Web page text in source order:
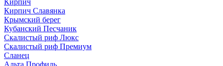
Кирпич
Кирпич Славянка
Крымский берег
Кубанский Песчаник
Скалистый риф Люкс
Скалистый риф Премиум
Сланец
Альта Профиль